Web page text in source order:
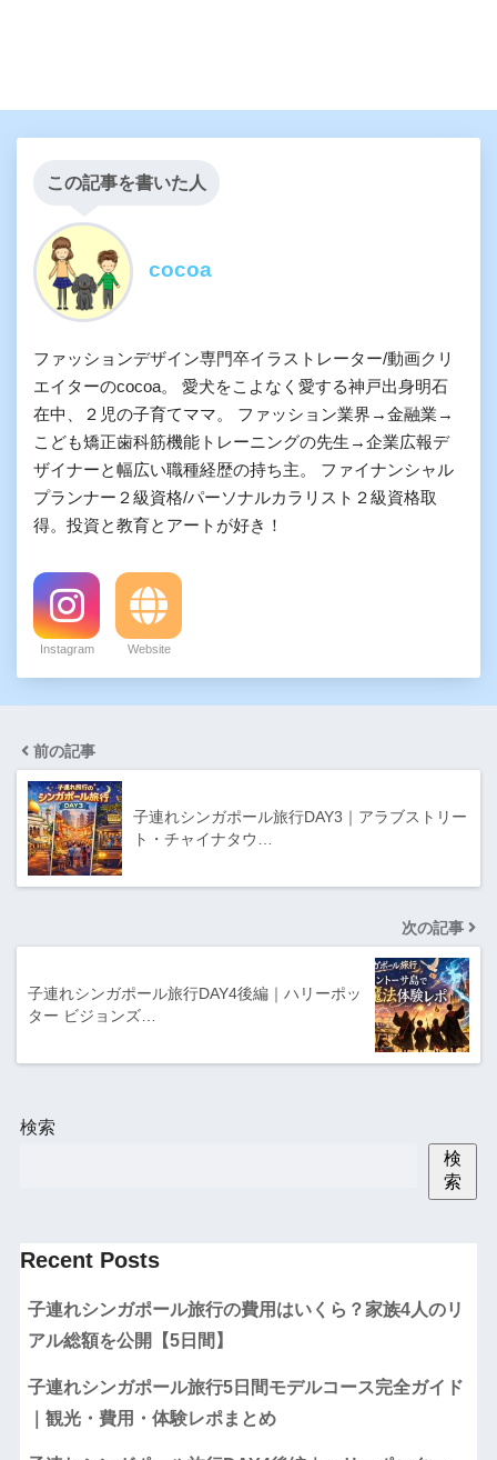
この記事を書いた人
cocoa
ファッションデザイン専門卒イラストレーター/動画クリ
エイターのcocoa。 愛犬をこよなく愛する神戸出身明石
在中、２児の子育てママ。 ファッション業界→金融業→
こども矯正歯科筋機能トレーニングの先生→企業広報デ
ザイナーと幅広い職種経歴の持ち主。 ファイナンシャル
プランナー２級資格/パーソナルカラリスト２級資格取
得。投資と教育とアートが好き！
Instagram Website
前の記事
子連れシンガポール旅行DAY3｜アラブストリー
ト・チャイナタウ…
次の記事
子連れシンガポール旅行DAY4後編｜ハリーポッ
ター ビジョンズ…
検索
検
索
Recent Posts
子連れシンガポール旅行の費用はいくら？家族4人のリ
アル総額を公開【5日間】
子連れシンガポール旅行5日間モデルコース完全ガイド
｜観光・費用・体験レポまとめ